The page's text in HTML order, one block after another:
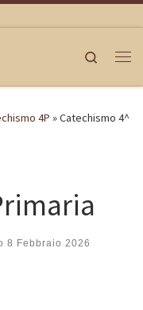
Search
4P »Catechismo 4^
8 Febbraio 2026